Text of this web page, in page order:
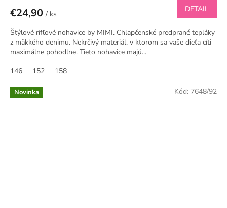
€24,90 / ks
DETAIL
Štýlové rifľové nohavice by MIMI. Chlapčenské predprané tepláky
z mäkkého denimu. Nekrčivý materiál, v ktorom sa vaše dieťa cíti
maximálne pohodlne. Tieto nohavice majú...
146
152 158
Novinka Kód: 7648/92